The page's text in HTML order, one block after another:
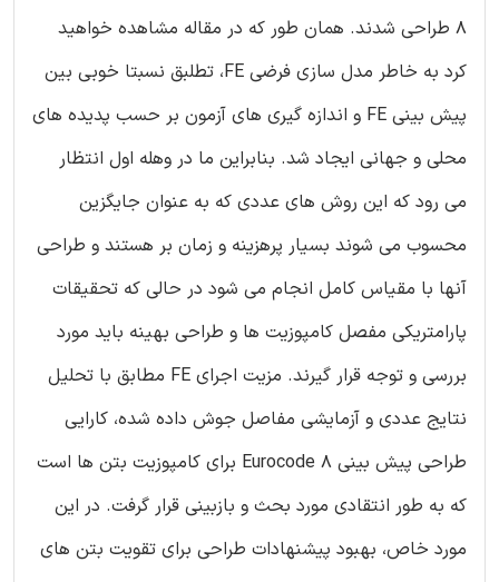
8 طراحی شدند. همان طور که در مقاله مشاهده خواهید
کرد به خاطر مدل سازی فرضی FE، تطلبق نسبتا خوبی بین
پیش بینی FE و اندازه گیری های آزمون بر حسب پدیده های
محلی و جهانی ایجاد شد. بنابراین ما در وهله اول انتظار
می رود که این روش های عددی که به عنوان جایگزین
محسوب می شوند بسیار پرهزینه و زمان بر هستند و طراحی
آنها با مقیاس کامل انجام می شود در حالی که تحقیقات
پارامتریکی مفصل کامپوزیت ها و طراحی بهینه باید مورد
بررسی و توجه قرار گیرند. مزیت اجرای FE مطابق با تحلیل
نتایج عددی و آزمایشی مفاصل جوش داده شده، کارایی
طراحی پیش بینی Eurocode 8 برای کامپوزیت بتن ها است
که به طور انتقادی مورد بحث و بازبینی قرار گرفت. در این
مورد خاص، بهبود پیشنهادات طراحی برای تقویت بتن های